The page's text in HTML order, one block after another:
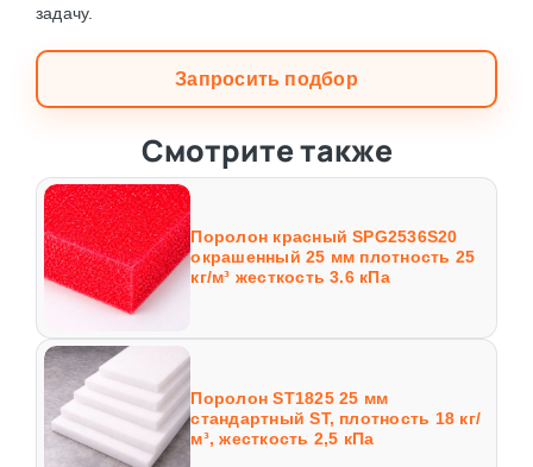
задачу.
Запросить подбор
Смотрите также
Поролон красный SPG2536S20
окрашенный 25 мм плотность 25
кг/м³ жесткость 3.6 кПа
Поролон ST1825 25 мм
стандартный ST, плотность 18 кг/
м³, жесткость 2,5 кПа